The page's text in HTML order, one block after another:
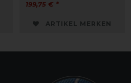
199,75 € *
ARTIKEL MERKEN